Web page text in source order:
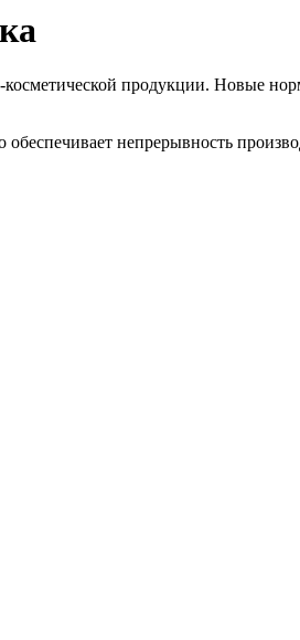
продукции. Новые
непрерывность